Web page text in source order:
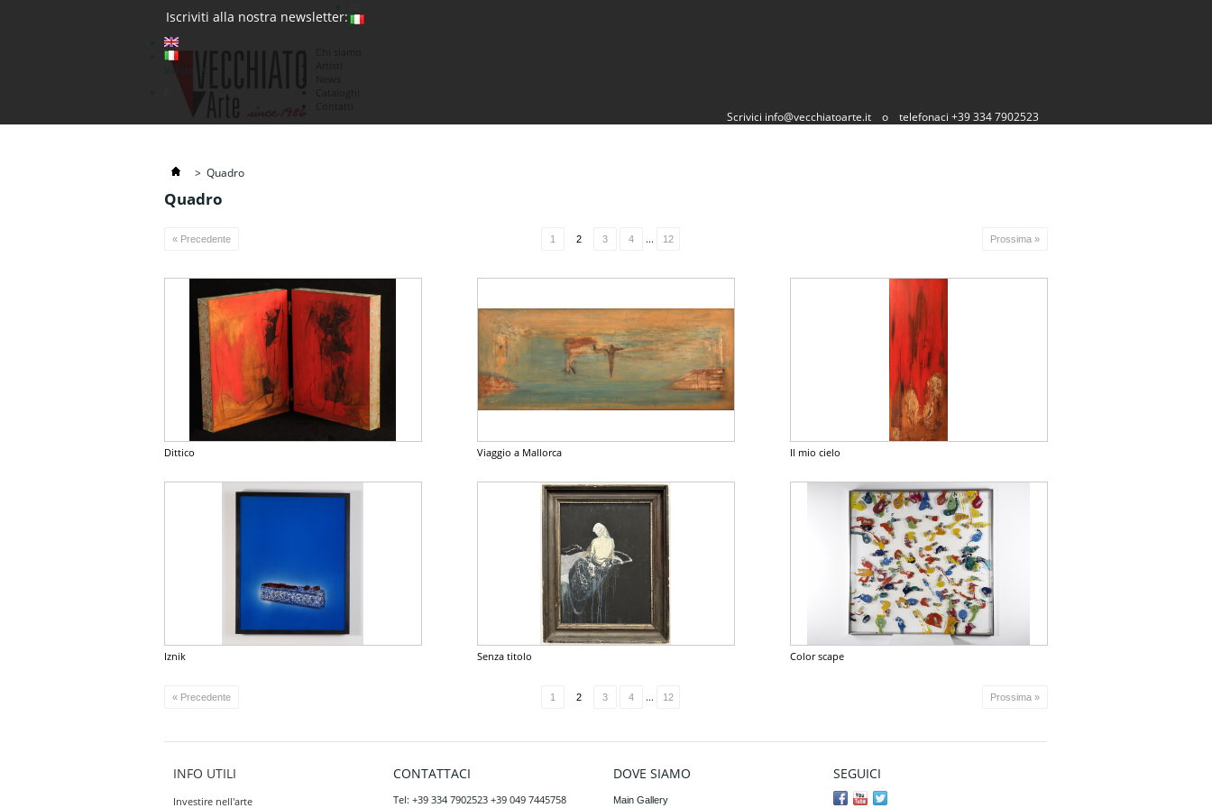
Iscriviti alla nostra newsletter:
Scrivici info@vecchiatoarte.it o telefonaci +39 334 7902523
> Quadro
Quadro
« Precedente 1 2 3 4 ... 12 Prossima »
Dittico Viaggio a Mallorca Il mio cielo
Iznik Senza titolo Color scape
« Precedente 1 2 3 4 ... 12 Prossima »
INFO UTILI
Investire nell'arte
CONTATTACI
Tel: +39 334 7902523 +39 049 7445758
DOVE SIAMO
Main Gallery
SEGUICI